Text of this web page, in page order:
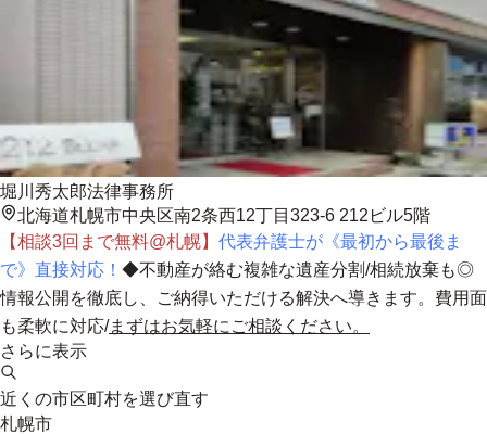
堀川秀太郎法律事務所
北海道札幌市中央区南2条西12丁目323-6 212ビル5階
【相談3回まで無料@札幌】 代表弁護士が《最初から最後ま
で》直接対応！ ◆不動産が絡む複雑な遺産分割/相続放棄も◎
情報公開を徹底し、ご納得いただける解決へ導きます。 費用面
も柔軟に対応/まずはお気軽にご相談ください。
さらに表示
近くの市区町村を選び直す
札幌市